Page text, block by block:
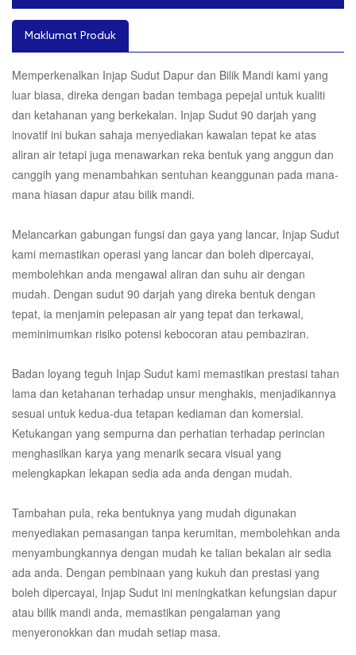
Maklumat Produk
Memperkenalkan Injap Sudut Dapur dan Bilik Mandi kami yang
luar biasa, direka dengan badan tembaga pepejal untuk kualiti
dan ketahanan yang berkekalan. Injap Sudut 90 darjah yang
inovatif ini bukan sahaja menyediakan kawalan tepat ke atas
aliran air tetapi juga menawarkan reka bentuk yang anggun dan
canggih yang menambahkan sentuhan keanggunan pada mana-
mana hiasan dapur atau bilik mandi.
Melancarkan gabungan fungsi dan gaya yang lancar, Injap Sudut
kami memastikan operasi yang lancar dan boleh dipercayai,
membolehkan anda mengawal aliran dan suhu air dengan
mudah. Dengan sudut 90 darjah yang direka bentuk dengan
tepat, ia menjamin pelepasan air yang tepat dan terkawal,
meminimumkan risiko potensi kebocoran atau pembaziran.
Badan loyang teguh Injap Sudut kami memastikan prestasi tahan
lama dan ketahanan terhadap unsur menghakis, menjadikannya
sesuai untuk kedua-dua tetapan kediaman dan komersial.
Ketukangan yang sempurna dan perhatian terhadap perincian
menghasilkan karya yang menarik secara visual yang
melengkapkan lekapan sedia ada anda dengan mudah.
Tambahan pula, reka bentuknya yang mudah digunakan
menyediakan pemasangan tanpa kerumitan, membolehkan anda
menyambungkannya dengan mudah ke talian bekalan air sedia
ada anda. Dengan pembinaan yang kukuh dan prestasi yang
boleh dipercayai, Injap Sudut ini meningkatkan kefungsian dapur
atau bilik mandi anda, memastikan pengalaman yang
menyeronokkan dan mudah setiap masa.